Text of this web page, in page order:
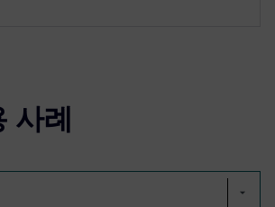
사례